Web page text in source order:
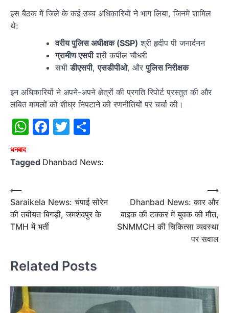
इस बैठक में जिले के कई उच्च अधिकारियों ने भाग लिया, जिनमें शामिल
थे:
वरीय पुलिस अधीक्षक (SSP) श्री हृदीप पी जनार्दनन
ग्रामीण एसपीश्री कपील चौधरी
सभीडीएसपी,एसडीपीओ, औरपुलिस निरीक्षक
इन अधिकारियों ने अपने-अपने क्षेत्रों की प्रगति रिपोर्ट प्रस्तुत की और
लंबित मामलों को शीघ्र निपटाने की रणनीतियों पर चर्चा की।
WhatsApp
Facebook
Twitter
धनबाद
Tagged Dhanbad News:
Post
navigation
⟵
Saraikela News: चंपाई सोरेन
की तबीयत बिगड़ी, जमशेदपुर के
TMH में भर्ती
Dhanbad News: कार और
बाइक की टक्कर में युवक की मौत,
SNMMCH की चिकित्सा व्यवस्था
पर सवाल
⟶
Related Posts